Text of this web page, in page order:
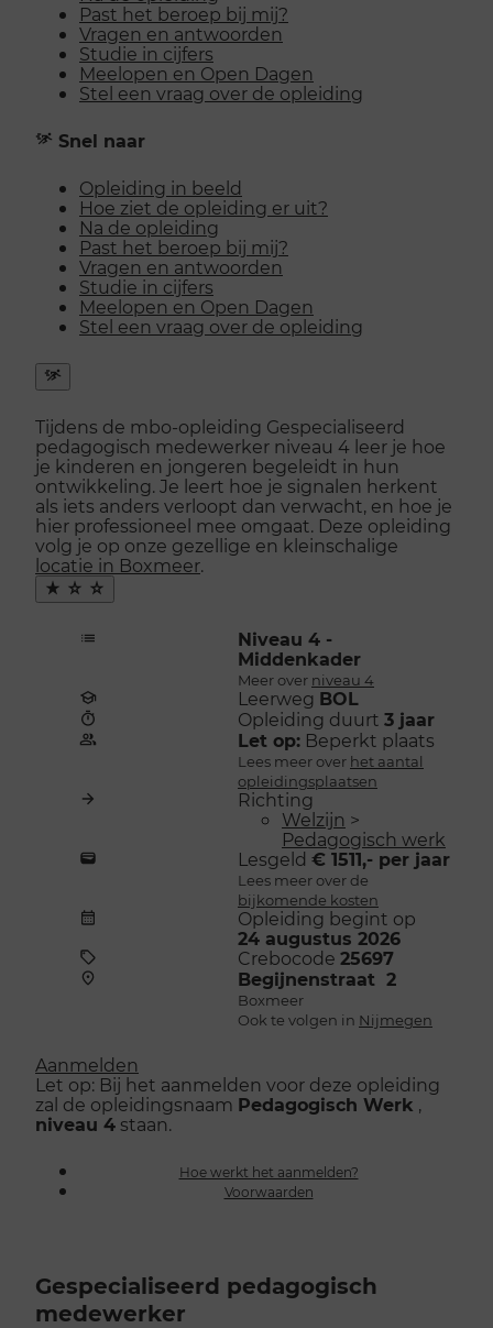
Past het beroep bij mij?
Vragen en antwoorden
Studie in cijfers
Meelopen en Open Dagen
Stel een vraag over de opleiding
Snel naar
Opleiding in beeld
Hoe ziet de opleiding er uit?
Na de opleiding
Past het beroep bij mij?
Vragen en antwoorden
Studie in cijfers
Meelopen en Open Dagen
Stel een vraag over de opleiding
Snel
naar
menu
openen
Tijdens de mbo-opleiding Gespecialiseerd
pedagogisch medewerker niveau 4 leer je hoe
je kinderen en jongeren begeleidt in hun
ontwikkeling. Je leert hoe je signalen herkent
als iets anders verloopt dan verwacht, en hoe je
hier professioneel mee omgaat. Deze opleiding
volg je op onze gezellige en kleinschalige
locatie in Boxmeer.
Maak
favoriet
Niveau 4 -
Middenkader
Meer over niveau 4
Leerweg BOL
Opleiding duurt 3 jaar
Let op: Beperkt plaats
Lees meer over het aantal
opleidingsplaatsen
Richting
Welzijn >
Pedagogisch werk
Lesgeld € 1511,- per jaar
Lees meer over de
bijkomende kosten
Opleiding begint op
24 augustus 2026
Crebocode 25697
Begijnenstraat 2
Boxmeer
Ook te volgen in Nijmegen
Aanmelden
Let op: Bij het aanmelden voor deze opleiding
zal de opleidingsnaam Pedagogisch Werk ,
niveau 4 staan.
Hoe werkt het aanmelden?
Voorwaarden
Gespecialiseerd pedagogisch
medewerker